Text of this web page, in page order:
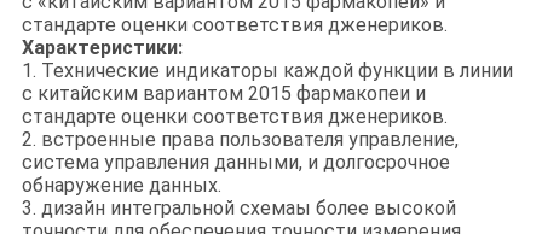
стандарте оценки соответствия дженериков.
Характеристики:
1. Технические индикаторы каждой функции в линии
с китайским вариантом 2015 фармакопеи и
стандарте оценки соответствия дженериков.
2. встроенные права пользователя управление,
система управления данными, и долгосрочное
обнаружение данных.
3. дизайн интегральной схемаы более высокой